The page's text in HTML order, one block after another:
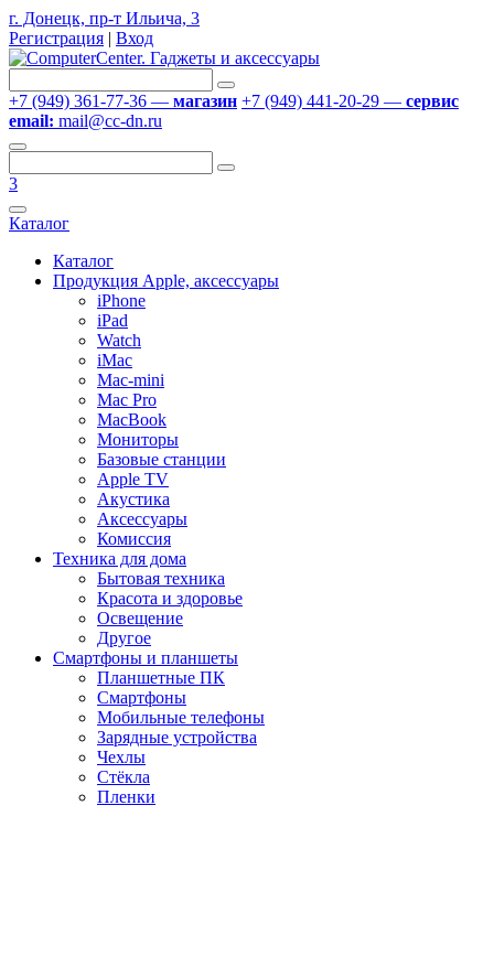
г. Донецк, пр-т Ильича, 3
Регистрация | Вход
+7 (949) 361-77-36 — магазин +7 (949) 441-20-29 — сервис
email: mail@cc-dn.ru
3
Каталог
Каталог
Продукция Apple, аксессуары
iPhone
iPad
Watch
iMac
Mac-mini
Mac Pro
MacBook
Мониторы
Базовые станции
Apple TV
Акустика
Аксессуары
Комиссия
Техника для дома
Бытовая техника
Красота и здоровье
Освещение
Другое
Смартфоны и планшеты
Планшетные ПК
Смартфоны
Мобильные телефоны
Зарядные устройства
Чехлы
Стёкла
Пленки